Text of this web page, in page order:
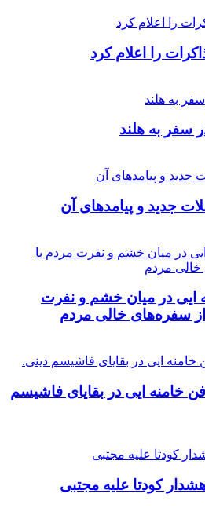
را اعلام کرد
سفر به هلند
جدید و پیامدهای آن
ایی در میان خشم و نفرت
از سفره‌های خالی مردم
خامنه ایی در بقایای فاشیسم
کودتا علیه مجتبی